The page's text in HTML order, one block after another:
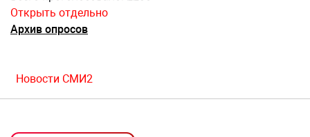
Открыть отдельно
Архив опросов
Новости СМИ2